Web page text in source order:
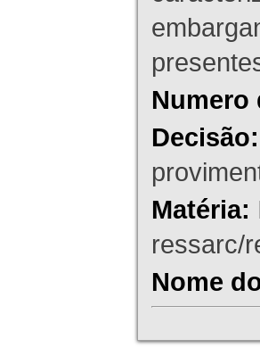
Numero
Decisão:
Matéria:
ressarc/
Nome